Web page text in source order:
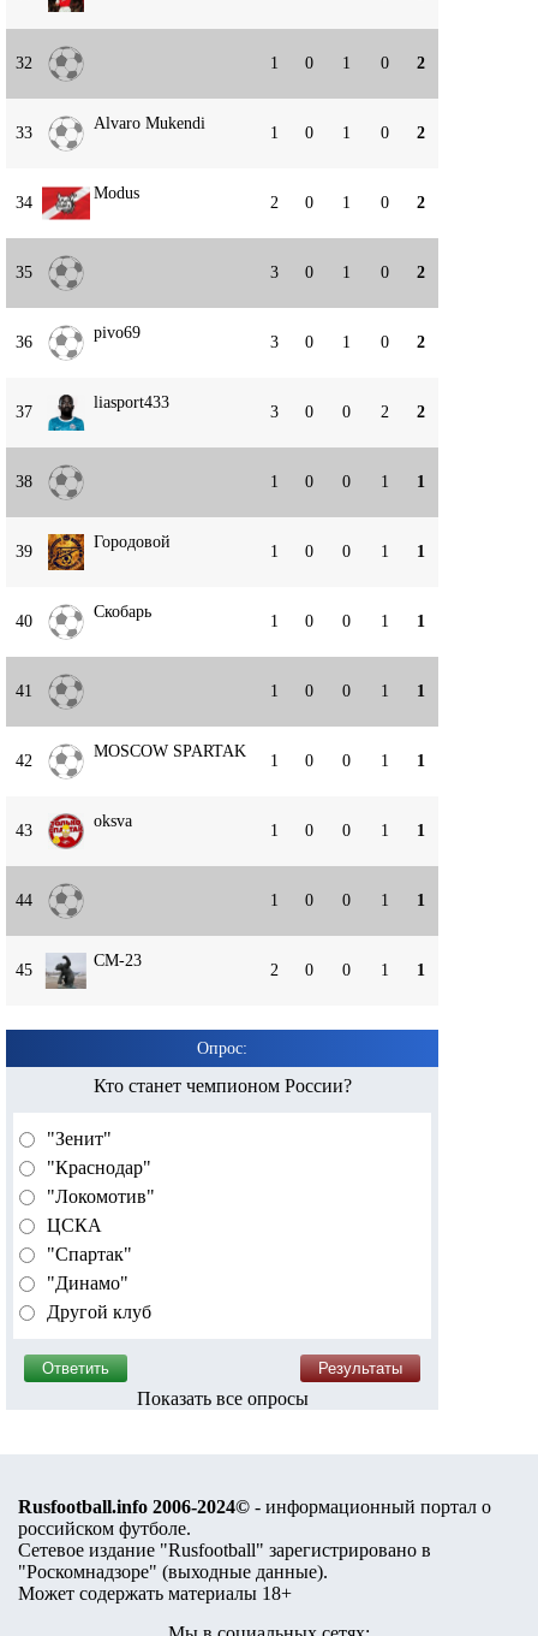
32 1 0 1 0 2
33 Alvaro Mukendi 1 0 1 0 2
34 Modus 2 0 1 0 2
35 3 0 1 0 2
36 pivo69 3 0 1 0 2
37 liasport433 3 0 0 2 2
38 1 0 0 1 1
39 Городовой 1 0 0 1 1
40 Скобарь 1 0 0 1 1
41 1 0 0 1 1
42 MOSCOW SPARTAK 1 0 0 1 1
43 oksva 1 0 0 1 1
44 1 0 0 1 1
45 СМ-23 2 0 0 1 1
Опрос:
Кто станет чемпионом России?
"Зенит"
"Краснодар"
"Локомотив"
ЦСКА
"Спартак"
"Динамо"
Другой клуб
Показать все опросы
Rusfootball.info 2006-2024© - информационный портал о
российском футболе.
Сетевое издание "Rusfootball" зарегистрировано в
"Роскомнадзоре" (выходные данные).
Может содержать материалы 18+